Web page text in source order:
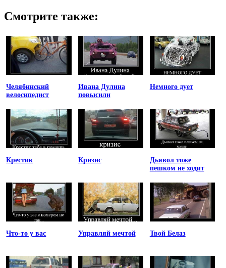
Смотрите также:
Челябинский
велосипедист
Ивана Дулина
повысили
Немного дует
Крестик Кризис
Дьявол тоже
пешком не ходит
Что-то у вас Управляй мечтой Твой Белаз